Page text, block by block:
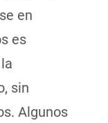
en
es
sin
Algunos